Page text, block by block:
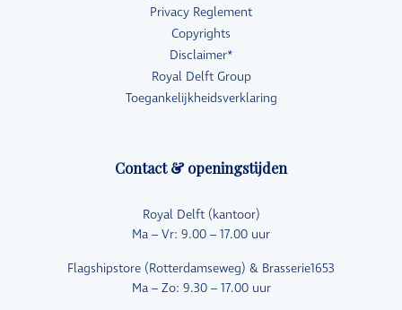
Privacy Reglement
Copyrights
Disclaimer*
Royal Delft Group
Toegankelijkheidsverklaring
Contact & openingstijden
Royal Delft (kantoor)
Ma – Vr: 9.00 – 17.00 uur
Flagshipstore (Rotterdamseweg) & Brasserie1653
Ma – Zo: 9.30 – 17.00 uur